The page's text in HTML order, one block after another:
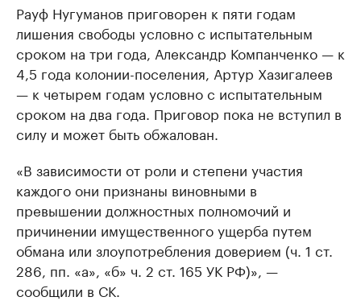
Рауф Нугуманов приговорен к пяти годам
лишения свободы условно с испытательным
сроком на три года, Александр Компанченко — к
4,5 года колонии-поселения, Артур Хазигалеев
— к четырем годам условно с испытательным
сроком на два года. Приговор пока не вступил в
силу и может быть обжалован.
«В зависимости от роли и степени участия
каждого они признаны виновными в
превышении должностных полномочий и
причинении имущественного ущерба путем
обмана или злоупотребления доверием (ч. 1 ст.
286, пп. «а», «б» ч. 2 ст. 165 УК РФ)», —
сообщили в СК.